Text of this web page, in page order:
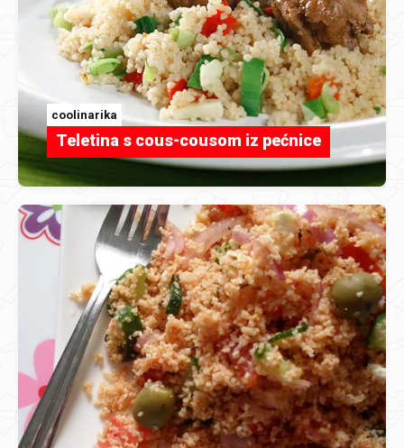
coolinarika
Teletina s cous-cousom iz pećnice